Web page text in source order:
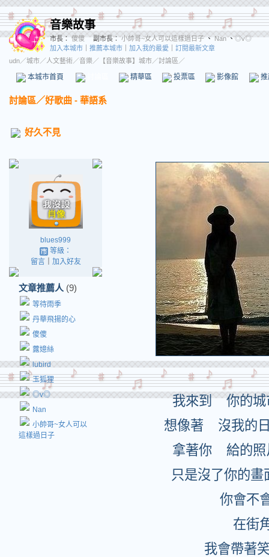
音樂故事
市長： 傻傻 副市長： 小帥哥~女人可以這樣過日子、 Nan、◎v◎
加入本城市
推薦本城市 加入我的最愛
訂閱最新文章
udn／城市／人文藝術／音樂／ 【音樂故事】城市／討論區／
本城市首頁 精華區 投票區 影像館
討論區／好歌曲 - 華語系
好久不見
blues999
等級：
留言｜ 加入好友
文章推薦人 (9)
等待雨季
丹華飛揚的心
傻傻
虂嬑絲
lubird
玉狐狸
◎v◎
Nan
小帥哥~女人可以
這樣過日子
我來到 你的
想像著 沒我的
拿著你 給的
只是沒了你的
你會不
在街
我會帶著